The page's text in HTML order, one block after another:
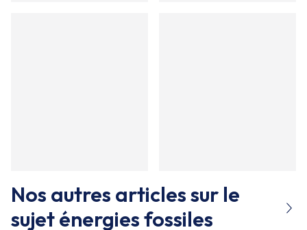
Nos autres articles sur le
sujeténergies fossiles